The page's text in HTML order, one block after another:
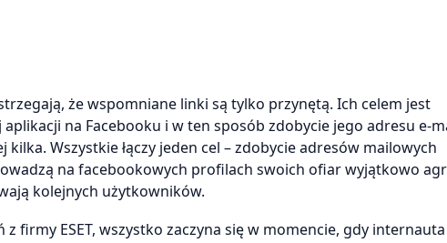
że wspomniane linki są tylko przynętą. Ich celem jest
na Facebooku i w ten sposób zdobycie jego adresu e-
Wszystkie łączy jeden cel – zdobycie adresów mailowych
na facebookowych profilach swoich ofiar wyjątkowo
kolejnych użytkowników.
firmy ESET, wszystko zaczyna się w momencie, gdy internauta